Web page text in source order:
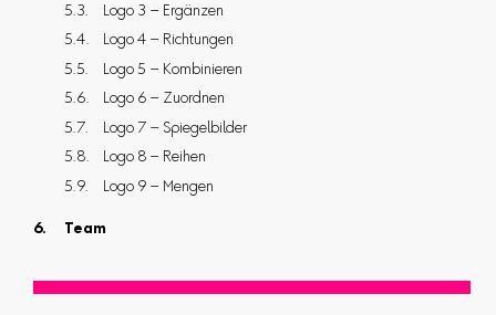
Logo 3 – Ergänzen
Logo 4 – Richtungen
Logo 5 – Kombinieren
Logo 6 – Zuordnen
Logo 7 – Spiegelbilder
Logo 8 – Reihen
Logo 9 – Mengen
Team